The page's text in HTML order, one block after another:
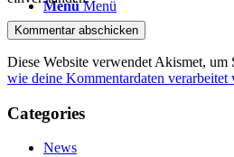
Menü Menü
Diese Website verwendet Akismet, um
wie deine Kommentardaten verarbeitet
Categories
News